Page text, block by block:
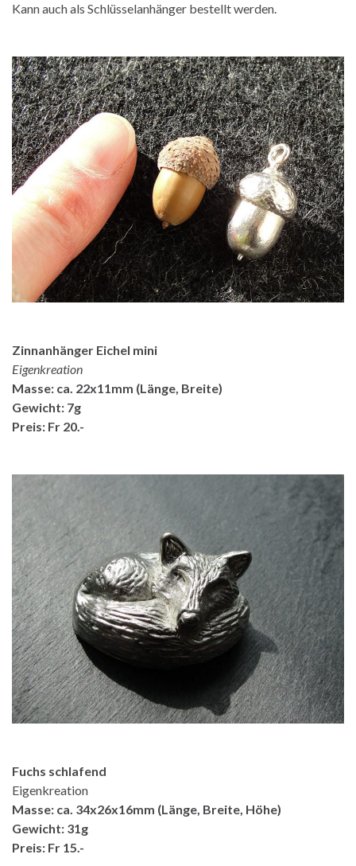
Kann auch als Schlüsselanhänger bestellt werden.
Zinnanhänger Eichel mini
Eigenkreation
Masse: ca. 22x11mm (Länge, Breite)
Gewicht: 7g
Preis: Fr 20.-
Fuchs schlafend
Eigenkreation
Masse: ca. 34x26x16mm (Länge, Breite, Höhe)
Gewicht: 31g
Preis: Fr 15.-